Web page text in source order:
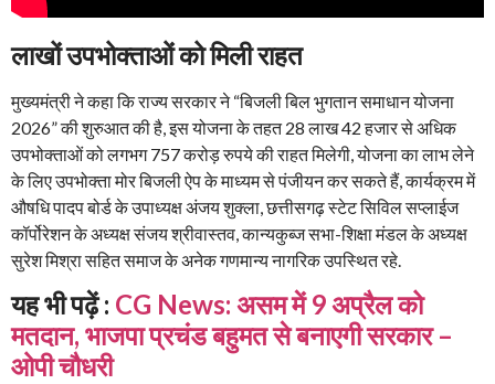
लाखों उपभोक्ताओं को मिली राहत
मुख्यमंत्री ने कहा कि राज्य सरकार ने “बिजली बिल भुगतान समाधान योजना
2026” की शुरुआत की है, इस योजना के तहत 28 लाख 42 हजार से अधिक
उपभोक्ताओं को लगभग 757 करोड़ रुपये की राहत मिलेगी, योजना का लाभ लेने
के लिए उपभोक्ता मोर बिजली ऐप के माध्यम से पंजीयन कर सकते हैं, कार्यक्रम में
औषधि पादप बोर्ड के उपाध्यक्ष अंजय शुक्ला, छत्तीसगढ़ स्टेट सिविल सप्लाईज
कॉर्पोरेशन के अध्यक्ष संजय श्रीवास्तव, कान्यकुब्ज सभा-शिक्षा मंडल के अध्यक्ष
सुरेश मिश्रा सहित समाज के अनेक गणमान्य नागरिक उपस्थित रहे.
यह भी पढ़ें : CG News: असम में 9 अप्रैल को
मतदान, भाजपा प्रचंड बहुमत से बनाएगी सरकार –
ओपी चौधरी